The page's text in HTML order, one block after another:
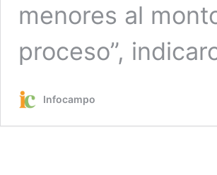
menores al
proceso”,
Infocampo